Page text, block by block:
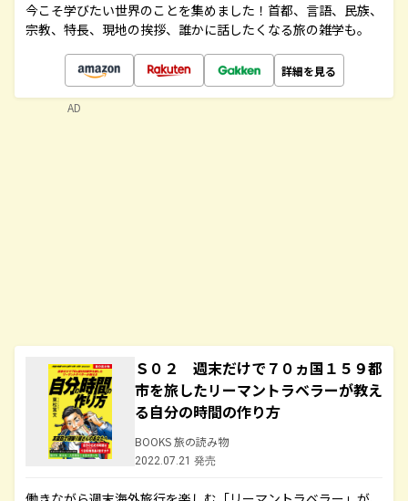
今こそ学びたい世界のことを集めました！首都、言語、民族、
宗教、特長、現地の挨拶、誰かに話したくなる旅の雑学も。
詳細を見る
Ｓ０２ 週末だけで７０ヵ国１５９都
市を旅したリーマントラベラーが教え
る自分の時間の作り方
BOOKS 旅の読み物
2022.07.21 発売
AD